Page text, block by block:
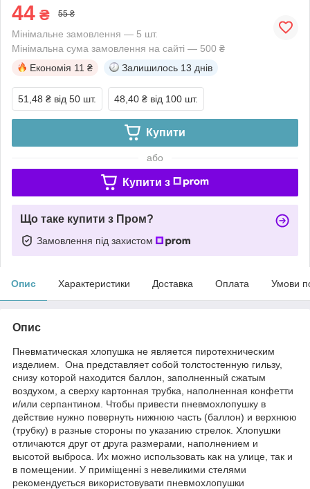
44 ₴ 55 ₴
Мінімальне замовлення — 5 шт.
Мінімальна сума замовлення на сайті — 500 ₴
Економія 11 ₴ Залишилось 13 днів
51,48 ₴ від 50 шт. 48,40 ₴ від 100 шт.
Купити
або
Купити з
Що таке купити з Пром?
Замовлення під захистом
Опис Характеристики Доставка Оплата Умови
Опис
Пневматическая хлопушка не является пиротехническим
изделием. Она представляет собой толстостенную гильзу,
снизу которой находится баллон, заполненный сжатым
воздухом, а сверху картонная трубка, наполненная конфетти
и/или серпантином. Чтобы привести пневмохлопушку в
действие нужно повернуть нижнюю часть (баллон) и верхнюю
(трубку) в разные стороны по указанию стрелок. Хлопушки
отличаются друг от друга размерами, наполнением и
высотой выброса. Их можно использовать как на улице, так и
в помещении. У приміщенні з невеликими стелями
рекомендується використовувати пневмохлопушки